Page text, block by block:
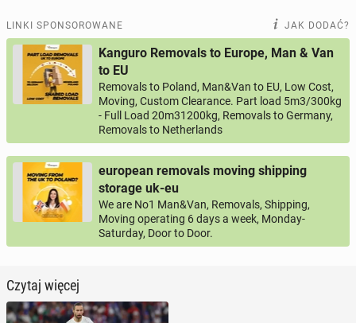
LINKI SPONSOROWANE JAK DODAĆ?
Kanguro Removals to Europe, Man & Van
to EU
Removals to Poland, Man&Van to EU, Low Cost,
Moving, Custom Clearance. Part load 5m3/300kg
- Full Load 20m31200kg, Removals to Germany,
Removals to Netherlands
european removals moving shipping
storage uk-eu
We are No1 Man&Van, Removals, Shipping,
Moving operating 6 days a week, Monday-
Saturday, Door to Door.
Czytaj więcej